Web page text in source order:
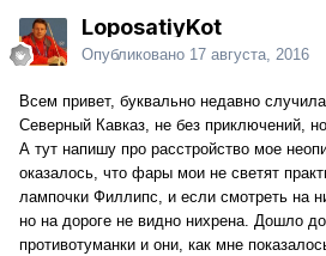
LoposatiyKot
Опубликовано 17 августа, 2016
Всем привет, буквально недавно
Северный Кавказ, не без приключений,
А тут напишу про расстройство мое
оказалось, что фары мои не светят
лампочки Филлипс, и если смотреть на
но на дороге не видно нихрена. Дошло
противотуманки и они, как мне